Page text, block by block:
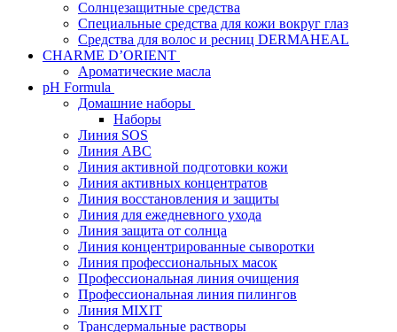
Солнцезащитные средства
Специальные средства для кожи вокруг глаз
Средства для волос и ресниц DERMAHEAL
CHARME D’ORIENT
Ароматические масла
pH Formula
Домашние наборы
Наборы
Линия SOS
Линия АВС
Линия активной подготовки кожи
Линия активных концентратов
Линия восстановления и защиты
Линия для ежедневного ухода
Линия защита от солнца
Линия концентрированные сыворотки
Линия профессиональных масок
Профессиональная линия очищения
Профессиональная линия пилингов
Линия MIXIT
Трансдермальные растворы